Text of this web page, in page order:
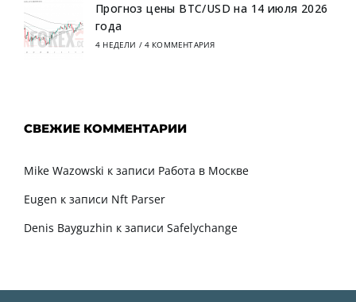
Прогноз цены BTC/USD на 14 июля 2026
года
4 НЕДЕЛИ / 4 КОММЕНТАРИЯ
СВЕЖИЕ КОММЕНТАРИИ
Mike Wazowski к записи Работа в Москве
Eugen к записи Nft Parser
Denis Bayguzhin к записи Safelychange